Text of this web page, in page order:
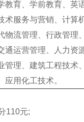
教育、学前教育、英
术服务与营销、计算
物流管理、行政管理
通运营管理、人力资
管理、建筑工程技术
应用化工技术。
110元;